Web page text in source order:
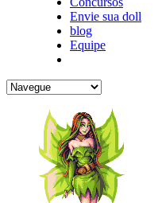
Envie sua doll
blog
Equipe